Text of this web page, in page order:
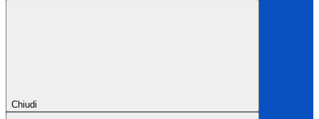
Chiudi